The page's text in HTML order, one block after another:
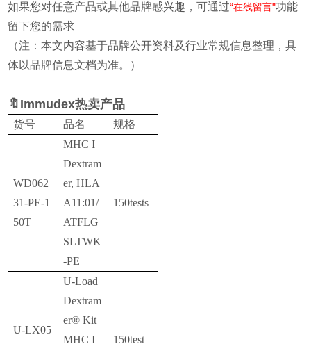
如果您对任意产品或其他品牌感兴趣，可通过“在线留言"功能
留下您的需求
（注：本文内容基于品牌公开资料及行业常规信息整理，具
体以品牌信息文档为准。）
🔖Immudex热卖产品
货号 品名 规格
WD062
31-PE-1
50T
MHC I
Dextram
er, HLA
A11:01/
ATFLG
SLTWK
-PE
150tests
U-LX05
U-Load
Dextram
er® Kit
MHC I
150test